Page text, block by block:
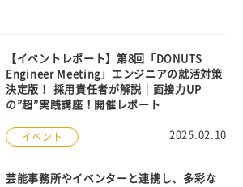
イベント 2025.02.10
【イベントレポート】第8回「DONUTS
Engineer Meeting」エンジニアの就活対策
決定版！ 採用責任者が解説｜面接力UP
の”超”実践講座！開催レポート
芸能事務所やイベンターと連携し、多彩な